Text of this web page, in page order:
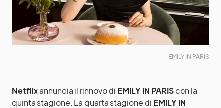
EMILY IN PARIS
Netflixannuncia il rinnovo di EMILY IN PARIScon la
quinta stagione. La quarta stagione di EMILY IN